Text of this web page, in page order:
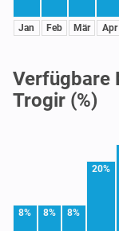
Jan Feb Mär Apr
Verfügbare
Trogir (%)
8% 8% 8%
20%